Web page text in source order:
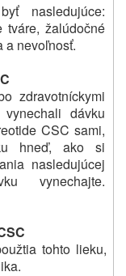
nasledujúce:
tváre, žalúdočné
a nevoľnosť.
zdravotníckymi
dávku
CSC sami,
hneď, ako si
nasledujúcej
vynechajte.
tohto lieku,